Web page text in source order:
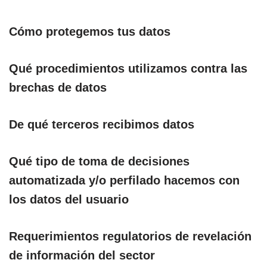
Cómo protegemos tus datos
Qué procedimientos utilizamos contra las
brechas de datos
De qué terceros recibimos datos
Qué tipo de toma de decisiones
automatizada y/o perfilado hacemos con
los datos del usuario
Requerimientos regulatorios de revelación
de información del sector